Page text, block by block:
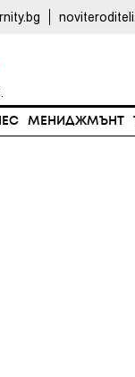
МЕНИДЖМЪНТ